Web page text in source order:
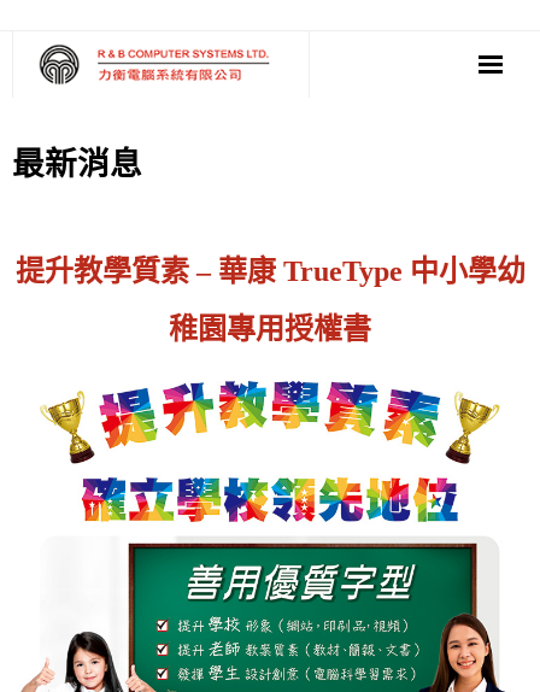
‧ 多媒體影音
最新消息
提升教學質素 – 華康 TrueType 中小學幼
稚園專用授權書